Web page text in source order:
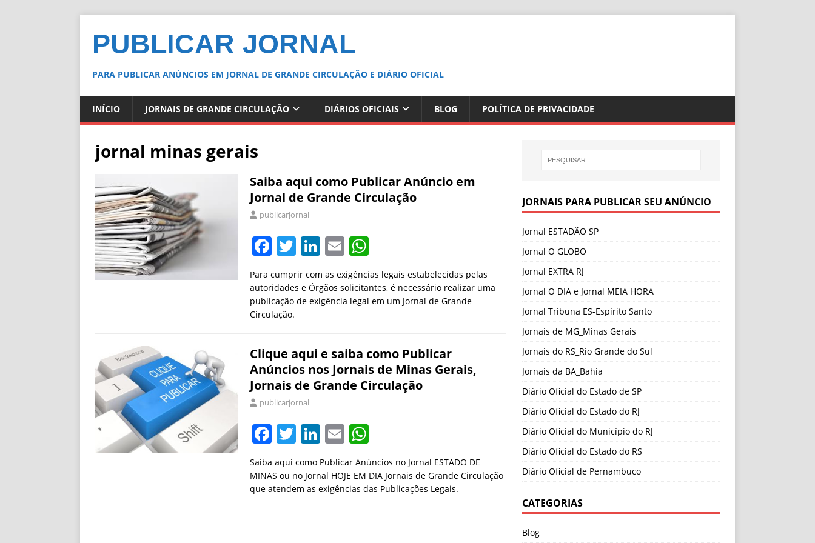
PUBLICAR JORNAL
PARA PUBLICAR ANÚNCIOS EM JORNAL DE GRANDE CIRCULAÇÃO E DIÁRIO OFICIAL
INÍCIO JORNAIS DE GRANDE CIRCULAÇÃO DIÁRIOS OFICIAIS BLOG POLÍTICA DE PRIVACIDADE
jornal minas gerais
Saiba aqui como Publicar Anúncio em
Jornal de Grande Circulação
publicarjornal
F
c
e
b
o
k
T
w
itt
er
Li
k
e
E
m
ai
l
h
at
s
p
Para cumprir com as exigências legais estabelecidas pelas
autoridades e Órgãos solicitantes, é necessário realizar uma
publicação de exigência legal em um Jornal de Grande
Circulação.
Clique aqui e saiba como Publicar
Anúncios nos Jornais de Minas Gerais,
Jornais de Grande Circulação
publicarjornal
F
c
e
T
itt
er
Li
n
k
e
E
m
ai
l
h
at
s
Saiba aqui como Publicar Anúncios no Jornal ESTADO DE
MINAS ou no Jornal HOJE EM DIA Jornais de Grande Circulação
que atendem as exigências das Publicações Legais.
JORNAIS PARA PUBLICAR SEU ANÚNCIO
Jornal ESTADÃO SP
Jornal O GLOBO
Jornal EXTRA RJ
Jornal O DIA e Jornal MEIA HORA
Jornal Tribuna ES-Espírito Santo
Jornais de MG_Minas Gerais
Jornais do RS_Rio Grande do Sul
Jornais da BA_Bahia
Diário Oficial do Estado de SP
Diário Oficial do Estado do RJ
Diário Oficial do Município do RJ
Diário Oficial do Estado do RS
Diário Oficial de Pernambuco
CATEGORIAS
Blog